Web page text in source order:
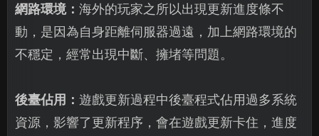
網路環境： 海外的玩家之所以出現更新進度條不
動，是因為自身距離伺服器過遠，加上網路環境的
不穩定，經常出現中斷、擁堵等問題。
後臺佔用： 遊戲更新過程中後臺程式佔用過多系統
資源，影響了更新程序，會在遊戲更新卡住，進度